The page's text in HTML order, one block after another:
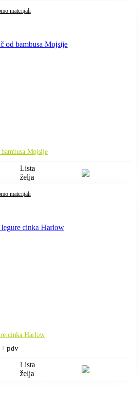
materijali
Mojsije
Lista
želja
materijali
cinka Harlow
+ pdv
Lista
želja